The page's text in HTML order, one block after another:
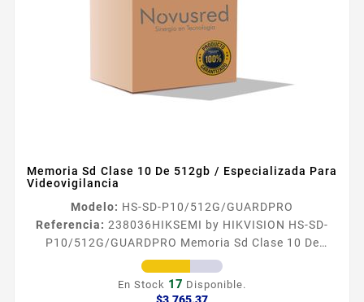
Memoria Sd Clase 10 De 512gb / Especializada Para
Videovigilancia
Modelo: HS-SD-P10/512G/GUARDPRO
Referencia: 238036HIKSEMI by HIKVISION HS-SD-
P10/512G/GUARDPRO Memoria Sd Clase 10 De
512gb / Especializada Para Videovigilancia
Especificaciones Caracteriacutesticas Principales
Capacidad 512 GB Velocidad de Lectura 100 MBs
En Stock 17 Disponible.
$3,765.37Precio